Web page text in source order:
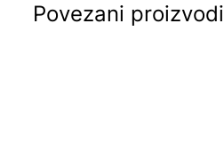
Povezani proizvodi